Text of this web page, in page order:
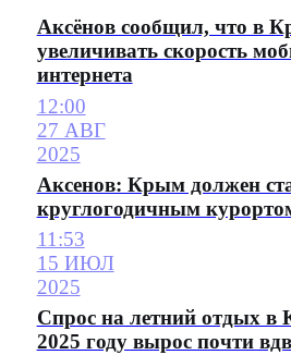
Аксёнов сообщил, что в
увеличивать скорость
интернета
12:00
27 АВГ
2025
Аксенов: Крым должен
круглогодичным
11:53
15 ИЮЛ
2025
Спрос на летний отдых в
2025 году вырос почти